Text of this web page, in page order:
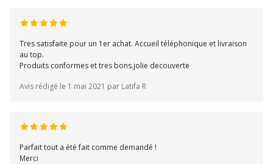
Tres satisfaite pour un 1er achat. Accueil téléphonique et livraison
au top.
Produits conformes et tres bons.jolie decouverte
Avis rédigé le 1 mai 2021 par Latifa R
Parfait tout a été fait comme demandé !
Merci